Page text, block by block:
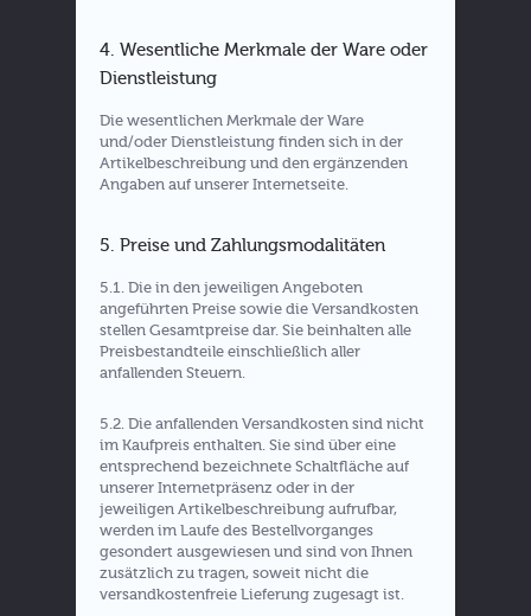
4. Wesentliche Merkmale der Ware oder
Dienstleistung
Die wesentlichen Merkmale der Ware
und/oder Dienstleistung finden sich in der
Artikelbeschreibung und den ergänzenden
Angaben auf unserer Internetseite.
5. Preise und Zahlungsmodalitäten
5.1. Die in den jeweiligen Angeboten
angeführten Preise sowie die Versandkosten
stellen Gesamtpreise dar. Sie beinhalten alle
Preisbestandteile einschließlich aller
anfallenden Steuern.
5.2. Die anfallenden Versandkosten sind nicht
im Kaufpreis enthalten. Sie sind über eine
entsprechend bezeichnete Schaltfläche auf
unserer Internetpräsenz oder in der
jeweiligen Artikelbeschreibung aufrufbar,
werden im Laufe des Bestellvorganges
gesondert ausgewiesen und sind von Ihnen
zusätzlich zu tragen, soweit nicht die
versandkostenfreie Lieferung zugesagt ist.